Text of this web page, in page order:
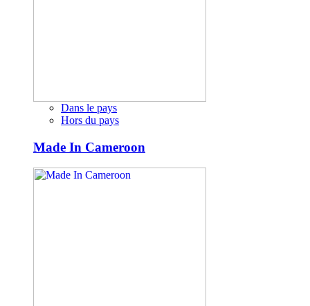
Dans le pays
Hors du pays
Made In Cameroon